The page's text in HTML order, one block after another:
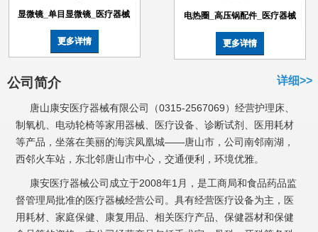
显微镜_单目显微镜_医疗器械
更多详情
电热圈_高压锅配件_医疗器械
更多详情
公司简介 详细>>
唐山康安医疗器械有限公司（0315-2567069）经营护理床、
制氧机、电动轮椅等家用器械、医疗设备、诊断试剂、医用耗材
等产品，坐落在美丽的海滨凤凰城——唐山市，公司南邻南湖，
西邻火车站，东北邻唐山市中心，交通便利，环境优雅。
康安医疗器械公司成立于2008年1月，是工商局和食品药品监
督管理局批准的医疗器械经营公司。具有经营医疗设备为主，医
用耗材、家庭保健、康复用品、相关医疗产品、保健器材和保健